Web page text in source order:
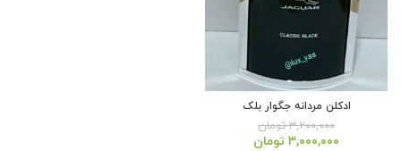
ادکلن مردانه جگوار بلک
۳,۲۰۰,۰۰۰ تومان
قیمت
۳,۰۰۰,۰۰۰ تومان